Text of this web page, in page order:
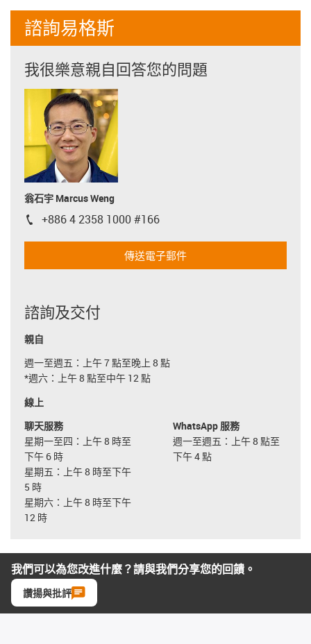
諮詢易格斯
我很樂意親自回答您的問題
翁石宇 Marcus Weng
igus-icon-phone
+886 4 2358 1000 #166
傳送電子郵件
諮詢及交付
親自
週一至週五：上午 7 點至晚上 8 點
*週六：上午 8 點至中午 12 點
線上
聊天服務
星期一至四：上午 8 時至
下午 6 時
星期五：上午 8 時至下午
5 時
星期六：上午 8 時至下午
12 時
WhatsApp 服務
週一至週五：上午 8 點至
下午 4 點
我們可以為您改進什麼？請與我們分享您的回饋。
讚揚與批評